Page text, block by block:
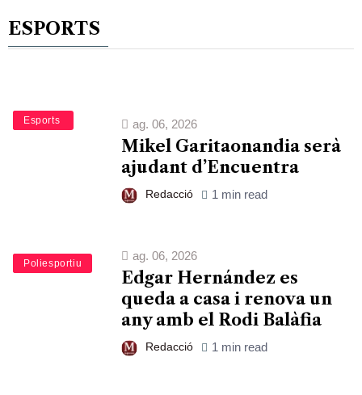
ESPORTS
Bàsquet
Esports ag. 06, 2026
Mikel Garitaonandia serà
ajudant d’Encuentra
Redacció 1 min read
Esports
Poliesportiu
ag. 06, 2026
Edgar Hernández es
queda a casa i renova un
any amb el Rodi Balàfia
Redacció 1 min read